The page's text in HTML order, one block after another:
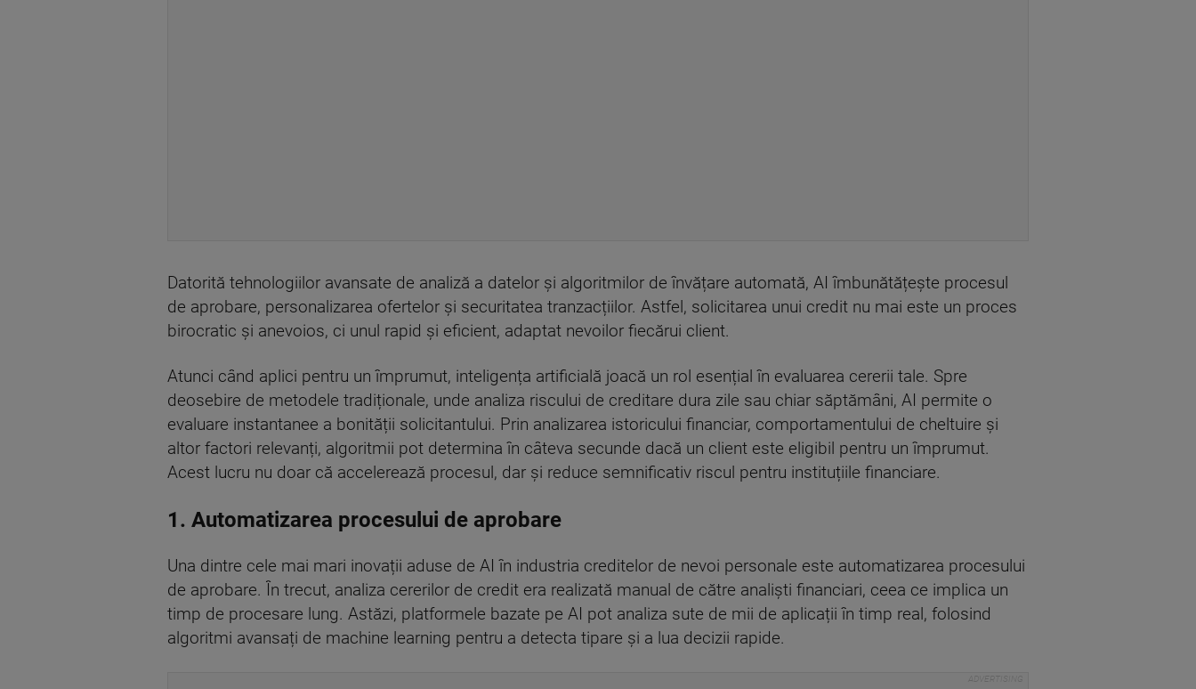
Datorită tehnologiilor avansate de analiză a datelor și algoritmilor de învățare automată, AI îmbunătățește procesul
de aprobare, personalizarea ofertelor și securitatea tranzacțiilor. Astfel, solicitarea unui credit nu mai este un proces
birocratic și anevoios, ci unul rapid și eficient, adaptat nevoilor fiecărui client.
Atunci când aplici pentru un împrumut, inteligența artificială joacă un rol esențial în evaluarea cererii tale. Spre
deosebire de metodele tradiționale, unde analiza riscului de creditare dura zile sau chiar săptămâni, AI permite o
evaluare instantanee a bonității solicitantului. Prin analizarea istoricului financiar, comportamentului de cheltuire și
altor factori relevanți, algoritmii pot determina în câteva secunde dacă un client este eligibil pentru un împrumut.
Acest lucru nu doar că accelerează procesul, dar și reduce semnificativ riscul pentru instituțiile financiare.
1. Automatizarea procesului de aprobare
Una dintre cele mai mari inovații aduse de AI în industria creditelor de nevoi personale este automatizarea procesului
de aprobare. În trecut, analiza cererilor de credit era realizată manual de către analiști financiari, ceea ce implica un
timp de procesare lung. Astăzi, platformele bazate pe AI pot analiza sute de mii de aplicații în timp real, folosind
algoritmi avansați de machine learning pentru a detecta tipare și a lua decizii rapide.